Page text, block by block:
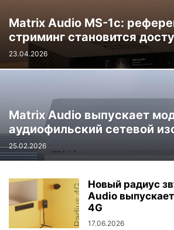
Matrix Audio MS-1c:
стриминг становится
23.04.2026
Matrix Audio выпускает
аудиофильский сетевой
25.02.2026
Новый радиус
Audio
4G
17.06.2026